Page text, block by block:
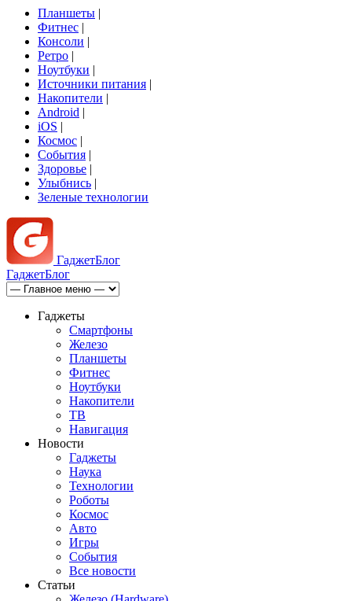
Планшеты |
Фитнес |
Консоли |
Ретро |
Ноутбуки |
Источники питания |
Накопители |
Android |
iOS |
Космос |
События |
Здоровье |
Улыбнись |
Зеленые технологии
ГаджетБлог
ГаджетБлог
Гаджеты
Смартфоны
Железо
Планшеты
Фитнес
Ноутбуки
Накопители
ТВ
Навигация
Новости
Гаджеты
Наука
Технологии
Роботы
Космос
Авто
Игры
События
Все новости
Статьи